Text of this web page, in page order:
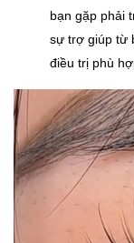
bạn gặp phải
sự trợ giúp từ
điều trị phù